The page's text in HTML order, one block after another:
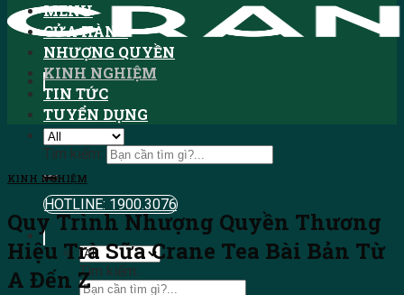
Tìm kiếm:
HOTLINE: 1900.3076
Tìm kiếm:
MENU
CỬA HÀNG
NHƯỢNG QUYỀN
KINH NGHIỆM
TIN TỨC
TUYỂN DỤNG
KINH NGHIỆM
Quy Trình Nhượng Quyền Thương
Hiệu Trà Sữa Crane Tea Bài Bản Từ
A Đến Z